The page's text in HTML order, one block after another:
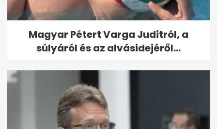
Magyar Pétert Varga Juditról, a
súlyáról és az alvásidejéről...